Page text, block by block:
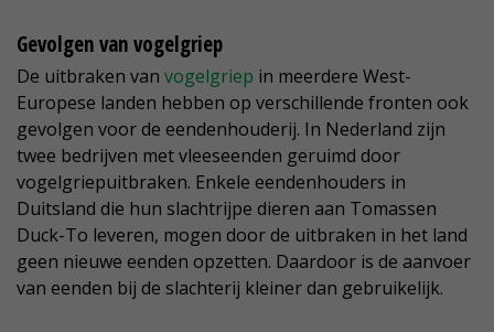
Gevolgen van vogelgriep
De uitbraken van vogelgriep in meerdere West-
Europese landen hebben op verschillende fronten ook
gevolgen voor de eendenhouderij. In Nederland zijn
twee bedrijven met vleeseenden geruimd door
vogelgriepuitbraken. Enkele eendenhouders in
Duitsland die hun slachtrijpe dieren aan Tomassen
Duck-To leveren, mogen door de uitbraken in het land
geen nieuwe eenden opzetten. Daardoor is de aanvoer
van eenden bij de slachterij kleiner dan gebruikelijk.